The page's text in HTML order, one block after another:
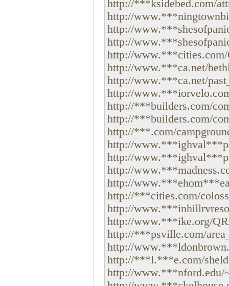
http://***ksidebed.com/
http://
http://
http://
http://www.***cities.com/
http://www.***ca.net/
http://www.***ca.net/
http://
http://***builders.com/
http://***builders.com/
http://***.com/
http://
http://
http://
http://
http://***cities.com/
http://
http://www.***ike.org/
http://***psville.com/
http://
http://***l.***e.com/
http://www.***nford.edu/